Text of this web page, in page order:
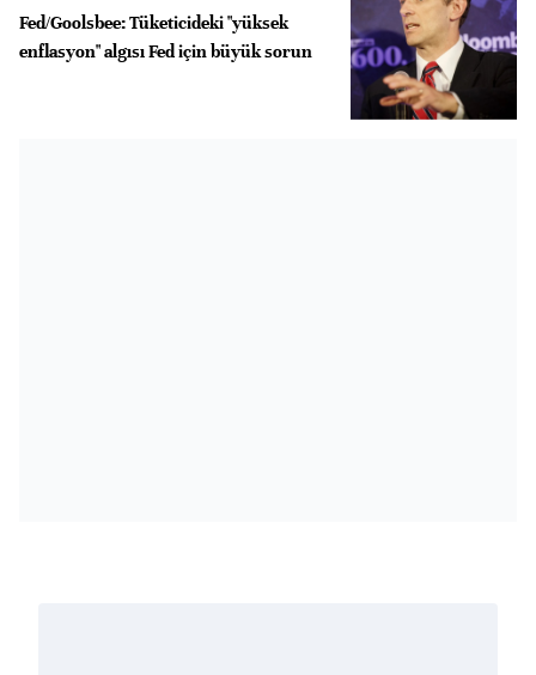
Fed/Goolsbee: Tüketicideki "yüksek
enflasyon" algısı Fed için büyük sorun